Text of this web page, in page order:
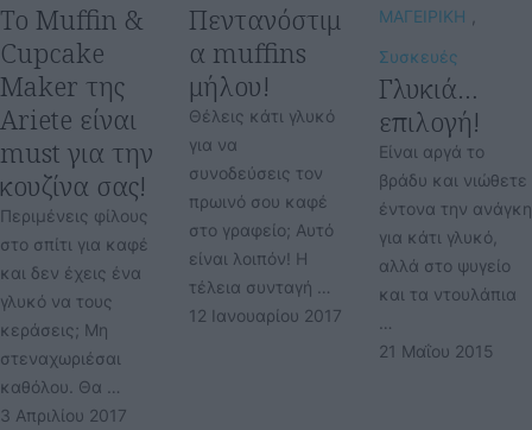
Το Muffin &
Cupcake
Maker της
Ariete είναι
must για την
κουζίνα σας!
Περιμένεις φίλους
στο σπίτι για καφέ
και δεν έχεις ένα
γλυκό να τους
κεράσεις; Μη
στεναχωριέσαι
καθόλου. Θα …
3 Απριλίου 2017
Πεντανόστιμ
α muffins
μήλου!
Θέλεις κάτι γλυκό
για να
συνοδεύσεις τον
πρωινό σου καφέ
στο γραφείο; Αυτό
είναι λοιπόν! Η
τέλεια συνταγή …
12 Ιανουαρίου 2017
ΜΑΓΕΙΡΙΚΗ
Συσκευές
Γλυκιά…
επιλογή!
Είναι αργά το
βράδυ και νιώθετε
έντονα την ανάγκη
για κάτι γλυκό,
αλλά στο ψυγείο
και τα ντουλάπια
…
21 Μαΐου 2015